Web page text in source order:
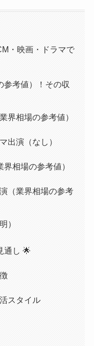
・映画・ドラマで
参考値）！その収
界相場の参考値）
出演（なし）
相場の参考値）
（業界相場の参考
）
通し 🌟
スタイル